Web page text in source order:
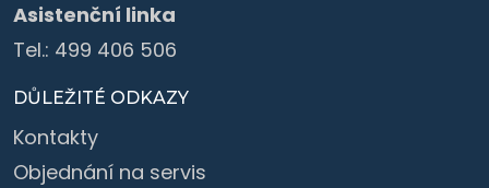
Asistenční linka
Tel.: 499 406 506
DŮLEŽITÉ ODKAZY
Kontakty
Objednání na servis